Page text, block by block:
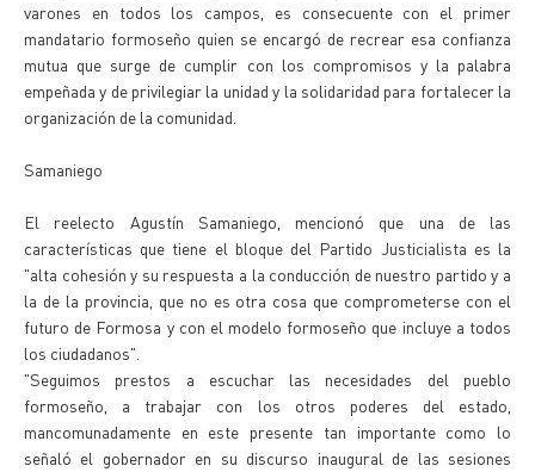
varones en todos los campos, es consecuente con el primer
mandatario formoseño quien se encargó de recrear esa confianza
mutua que surge de cumplir con los compromisos y la palabra
empeñada y de privilegiar la unidad y la solidaridad para fortalecer la
organización de la comunidad.
Samaniego
El reelecto Agustín Samaniego, mencionó que una de las
características que tiene el bloque del Partido Justicialista es la
"alta cohesión y su respuesta a la conducción de nuestro partido y a
la de la provincia, que no es otra cosa que comprometerse con el
futuro de Formosa y con el modelo formoseño que incluye a todos
los ciudadanos".
"Seguimos prestos a escuchar las necesidades del pueblo
formoseño, a trabajar con los otros poderes del estado,
mancomunadamente en este presente tan importante como lo
señaló el gobernador en su discurso inaugural de las sesiones